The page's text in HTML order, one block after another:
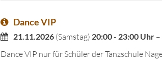
Dance VIP
21.11.2026 (Samstag) 20:00 - 23:00 Uhr –
Dance VIP nur für Schüler der Tanzschule